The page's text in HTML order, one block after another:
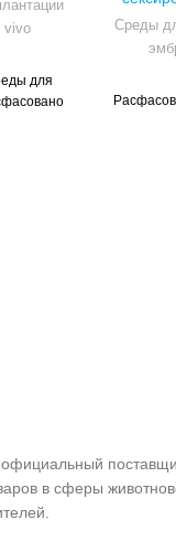
vivo
для
Среды
в сферы